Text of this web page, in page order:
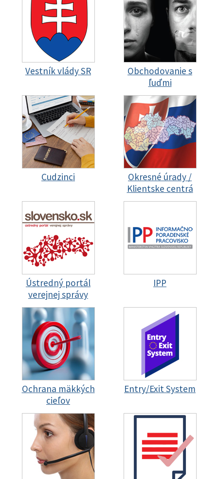
Vestník vlády SR
Obchodovanie s
ľuďmi
Cudzinci
Okresné úrady /
Klientske centrá
Ústredný portál
verejnej správy
IPP
Ochrana mäkkých
cieľov
Entry/Exit System